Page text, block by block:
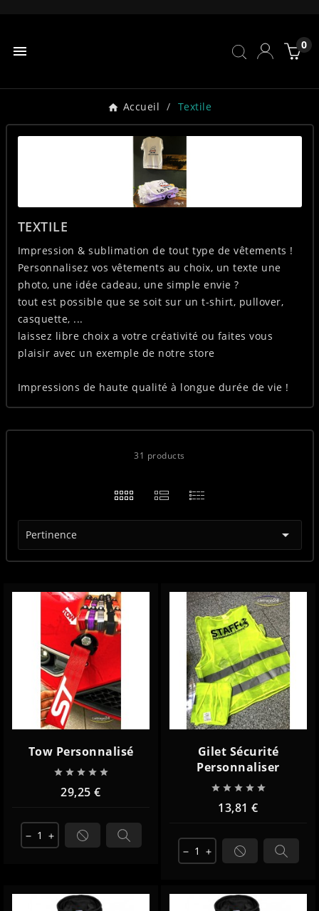
 0
Accueil Textile
TEXTILE
Impression & sublimation de tout type de vêtements !
Personnalisez vos vêtements au choix, un texte une
photo, une idée cadeau, une simple envie ?
tout est possible que se soit sur un t-shirt, pullover,
casquette, ...
laissez libre choix a votre créativité ou faites vous
plaisir avec un exemple de notre store
Impressions de haute qualité à longue durée de vie !
31 products
Pertinence 
Tow Personnalisé
    
29,25 €
remove add
Gilet Sécurité
Personnaliser
    
13,81 €
remove add